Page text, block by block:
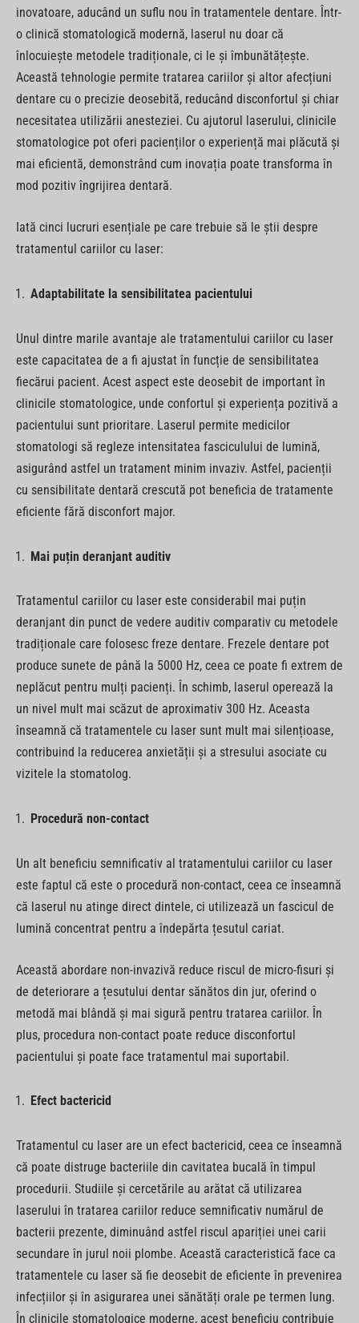
inovatoare, aducând un suflu nou în tratamentele dentare. Într-
o clinică stomatologică modernă, laserul nu doar că
înlocuiește metodele tradiționale, ci le și îmbunătățește.
Această tehnologie permite tratarea cariilor și altor afecțiuni
dentare cu o precizie deosebită, reducând disconfortul și chiar
necesitatea utilizării anesteziei. Cu ajutorul laserului, clinicile
stomatologice pot oferi pacienților o experiență mai plăcută și
mai eficientă, demonstrând cum inovația poate transforma în
mod pozitiv îngrijirea dentară.
Iată cinci lucruri esențiale pe care trebuie să le știi despre
tratamentul cariilor cu laser:
Adaptabilitate la sensibilitatea pacientului
Unul dintre marile avantaje ale tratamentului cariilor cu laser
este capacitatea de a fi ajustat în funcție de sensibilitatea
fiecărui pacient. Acest aspect este deosebit de important în
clinicile stomatologice, unde confortul și experiența pozitivă a
pacientului sunt prioritare. Laserul permite medicilor
stomatologi să regleze intensitatea fasciculului de lumină,
asigurând astfel un tratament minim invaziv. Astfel, pacienții
cu sensibilitate dentară crescută pot beneficia de tratamente
eficiente fără disconfort major.
Mai puțin deranjant auditiv
Tratamentul cariilor cu laser este considerabil mai puțin
deranjant din punct de vedere auditiv comparativ cu metodele
tradiționale care folosesc freze dentare. Frezele dentare pot
produce sunete de până la 5000 Hz, ceea ce poate fi extrem de
neplăcut pentru mulți pacienți. În schimb, laserul operează la
un nivel mult mai scăzut de aproximativ 300 Hz. Aceasta
înseamnă că tratamentele cu laser sunt mult mai silențioase,
contribuind la reducerea anxietății și a stresului asociate cu
vizitele la stomatolog.
Procedură non-contact
Un alt beneficiu semnificativ al tratamentului cariilor cu laser
este faptul că este o procedură non-contact, ceea ce înseamnă
că laserul nu atinge direct dintele, ci utilizează un fascicul de
lumină concentrat pentru a îndepărta țesutul cariat.
Această abordare non-invazivă reduce riscul de micro-fisuri și
de deteriorare a țesutului dentar sănătos din jur, oferind o
metodă mai blândă și mai sigură pentru tratarea cariilor. În
plus, procedura non-contact poate reduce disconfortul
pacientului și poate face tratamentul mai suportabil.
Efect bactericid
Tratamentul cu laser are un efect bactericid, ceea ce înseamnă
că poate distruge bacteriile din cavitatea bucală în timpul
procedurii. Studiile și cercetările au arătat că utilizarea
laserului în tratarea cariilor reduce semnificativ numărul de
bacterii prezente, diminuând astfel riscul apariției unei carii
secundare în jurul noii plombe. Această caracteristică face ca
tratamentele cu laser să fie deosebit de eficiente în prevenirea
infecțiilor și în asigurarea unei sănătăți orale pe termen lung.
În clinicile stomatologice moderne, acest beneficiu contribuie